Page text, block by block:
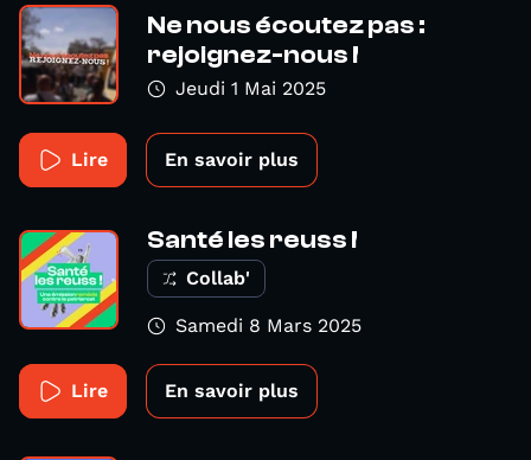
Ne nous écoutez pas :
rejoignez-nous !
Jeudi 1 Mai 2025
Lire En savoir plus
Santé les reuss !
Collab'
Samedi 8 Mars 2025
Lire En savoir plus